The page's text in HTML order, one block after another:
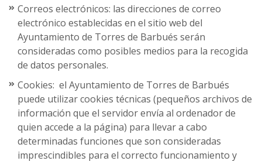
Correos electrónicos: las direcciones de correo
electrónico establecidas en el sitio web del
Ayuntamiento de Torres de Barbués serán
consideradas como posibles medios para la recogida
de datos personales.
Cookies: el Ayuntamiento de Torres de Barbués
puede utilizar cookies técnicas (pequeños archivos de
información que el servidor envía al ordenador de
quien accede a la página) para llevar a cabo
determinadas funciones que son consideradas
imprescindibles para el correcto funcionamiento y